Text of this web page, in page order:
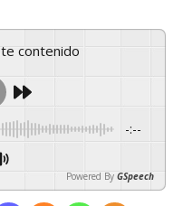
contenido
-:--
Powered By GSpeech